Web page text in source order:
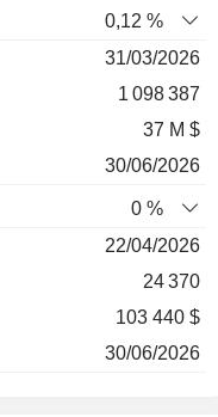
Date de0,12 %
31/03/2026
1 098 387
37 M $
30/06/2026
0 %
22/04/2026
24 370
103 440 $
30/06/2026